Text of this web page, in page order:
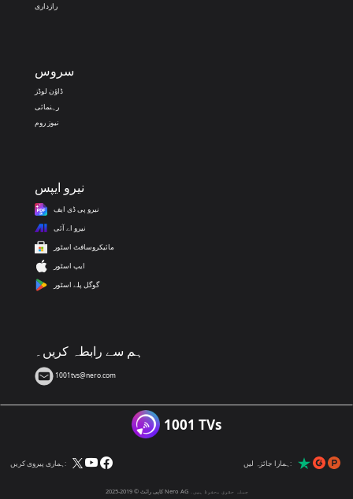
رازداری
سروس
ڈاؤن لوڈز
رہنمائی
نیوز روم
نیرو ایپس
نیرو پی ڈی ایف
نیرو اے آئی
مائیکروسافٹ اسٹور
ایپ اسٹور
گوگل پلے اسٹور
ہم سے رابطہ کریں۔
1001tvs@nero.com
1001 TVs
ہماری پیروی کریں: ہمارا جائزہ لیں:
کاپی رائٹ © 2019-2025 Nero AG جملہ حقوق محفوظ ہیں۔